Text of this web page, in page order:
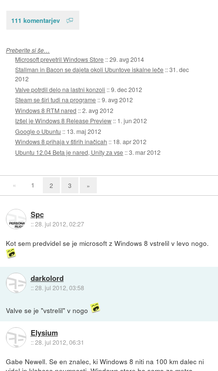
111 komentarjev
Preberite si še…
Microsoft prevetril Windows Store ::29. avg 2014
Stallman in Bacon se dajeta okoli Ubuntove iskalne leče ::31. dec
2012
Valve potrdil delo na lastni konzoli ::9. dec 2012
Steam se širi tudi na programe ::9. avg 2012
Windows 8 RTM nared ::2. avg 2012
Izšel je Windows 8 Release Preview :: 1. jun 2012
Google o Ubuntu :: 13. maj 2012
Windows 8 prihaja v štirih inačicah :: 18. apr 2012
Ubuntu 12.04 Beta je nared, Unity za vse ::3. mar 2012
« 1 2 3 »
Spc
::28. jul 2012, 02:27
Kot sem predvidel se je microsoft z Windows 8 vstrelil v levo nogo.
darkolord
::28. jul 2012, 03:58
Valve se je "vstrelil" v nogo
Elysium
::28. jul 2012, 06:31
Gabe Newell. Se en znalec, ki Windows 8 niti na 100 km dalec ni